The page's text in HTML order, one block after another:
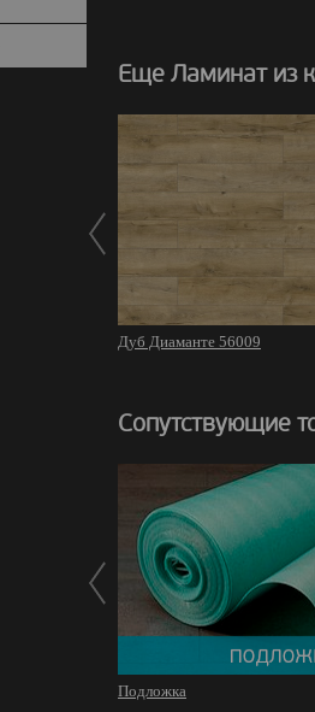
Еще Ламинат из
Дуб Диаманте 56009
Сопутствующие
Подложка